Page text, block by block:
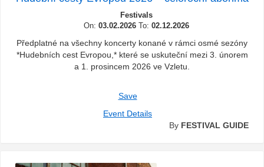
Festivals
On: 03.02.2026 To: 02.12.2026
Předplatné na všechny koncerty konané v rámci osmé sezóny
*Hudebních cest Evropou,* které se uskuteční mezi 3. únorem
a 1. prosincem 2026 ve Vzletu.
Save
Event Details
By FESTIVAL GUIDE